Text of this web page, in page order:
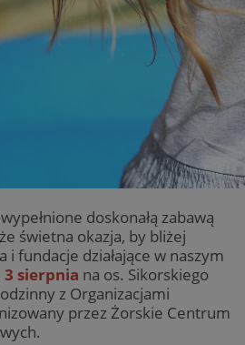
doskonałą zabawą
świetna okazja, by bliżej
i fundacje działające w naszym
3 sierpnia na os. Sikorskiego
z Organizacjami
przez Żorskie Centrum